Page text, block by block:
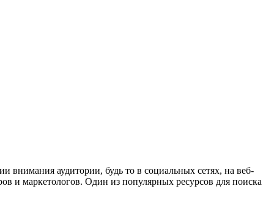
внимания аудитории, будь то в социальных сетях, на веб-
и маркетологов. Один из популярных ресурсов для поиска